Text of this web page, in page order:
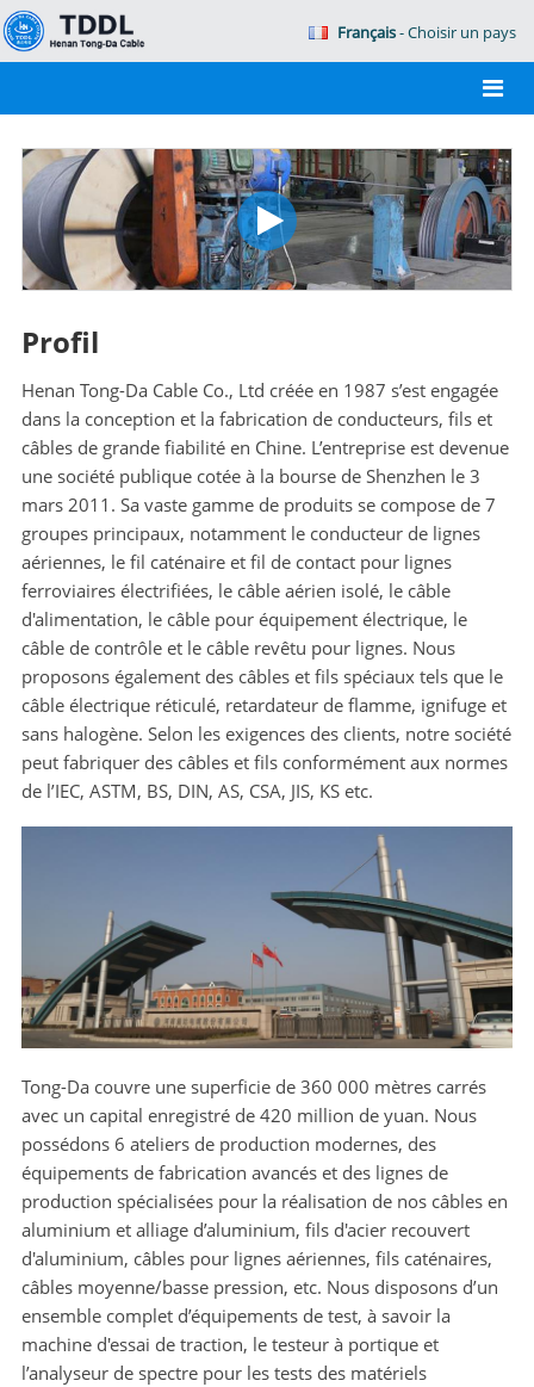
Français- Choisir un pays
Profil
Henan Tong-Da Cable Co., Ltd créée en 1987 s’est engagée
dans la conception et la fabrication de conducteurs, fils et
câbles de grande fiabilité en Chine. L’entreprise est devenue
une société publique cotée à la bourse de Shenzhen le 3
mars 2011. Sa vaste gamme de produits se compose de 7
groupes principaux, notamment le conducteur de lignes
aériennes, le fil caténaire et fil de contact pour lignes
ferroviaires électrifiées, le câble aérien isolé, le câble
d'alimentation, le câble pour équipement électrique, le
câble de contrôle et le câble revêtu pour lignes. Nous
proposons également des câbles et fils spéciaux tels que le
câble électrique réticulé, retardateur de flamme, ignifuge et
sans halogène. Selon les exigences des clients, notre société
peut fabriquer des câbles et fils conformément aux normes
de l’IEC, ASTM, BS, DIN, AS, CSA, JIS, KS etc.
Tong-Da couvre une superficie de 360 000 mètres carrés
avec un capital enregistré de 420 million de yuan. Nous
possédons 6 ateliers de production modernes, des
équipements de fabrication avancés et des lignes de
production spécialisées pour la réalisation de nos câbles en
aluminium et alliage d’aluminium, fils d'acier recouvert
d'aluminium, câbles pour lignes aériennes, fils caténaires,
câbles moyenne/basse pression, etc. Nous disposons d’un
ensemble complet d’équipements de test, à savoir la
machine d'essai de traction, le testeur à portique et
l’analyseur de spectre pour les tests des matériels